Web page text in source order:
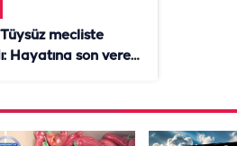
mecliste
Hayatına son veren